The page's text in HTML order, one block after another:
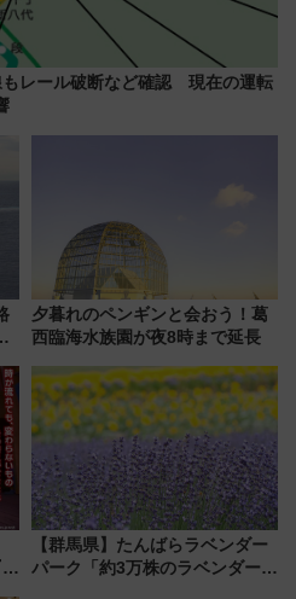
レール破断など確認 現在の運転
夕暮れのペンギンと会おう！葛
西臨海水族園が夜8時まで延長
【群馬県】たんばらラベンダー
パーク「約3万株のラベンダー」